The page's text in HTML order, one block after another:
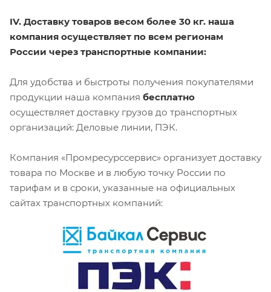
IV. Доставку товаров весом более 30 кг. наша
компания осуществляет по всем регионам
России через транспортные компании:
Для удобства и быстроты получения покупателями
продукции наша компания бесплатно
осуществляет доставку грузов до транспортных
организаций: Деловые линии, ПЭК.
Компания «Промресурссервис» организует доставку
товара по Москве и в любую точку России по
тарифам и в сроки, указанные на официальных
сайтах транспортных компаний: